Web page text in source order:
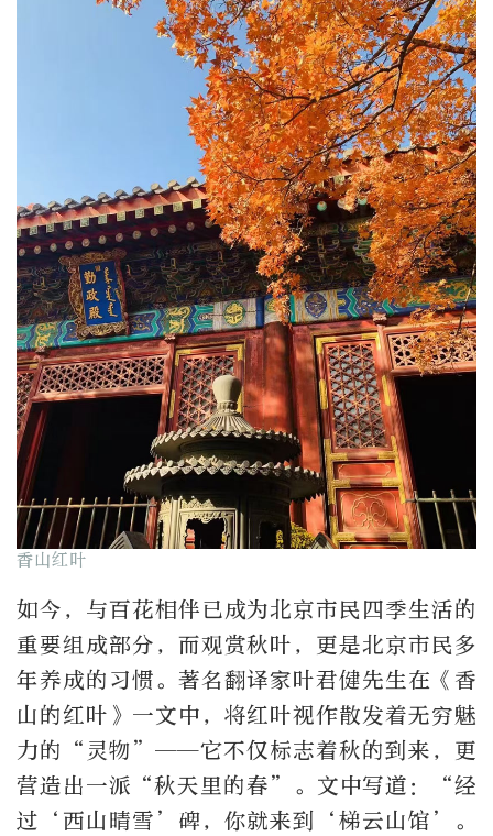
香山红叶
如今，与百花相伴已成为北京市民四季生活的
重要组成部分，而观赏秋叶，更是北京市民多
年养成的习惯。著名翻译家叶君健先生在《香
山的红叶》一文中，将红叶视作散发着无穷魅
力的“灵物”——它不仅标志着秋的到来，更
营造出一派“秋天里的春”。文中写道：“经
过‘西山晴雪’碑，你就来到‘梯云山馆’。